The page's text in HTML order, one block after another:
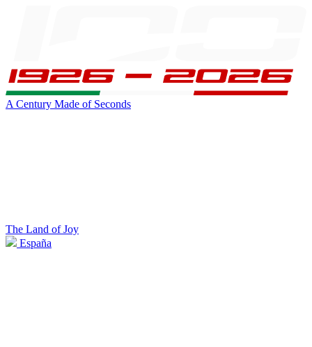
A Century Made of Seconds
The Land of Joy
España